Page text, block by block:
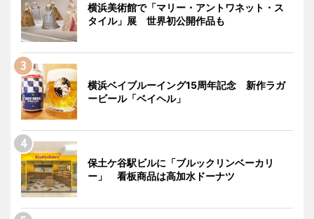
横浜美術館で「マリー・アントワネット・ス
タイル」展 世界初公開作品も
横浜ベイブルーイング15周年記念 新作ラガ
ービール「ベイヘル」
保土ケ谷駅ビルに「ブルックリンベーカリ
ー」 看板商品は高加水ドーナツ